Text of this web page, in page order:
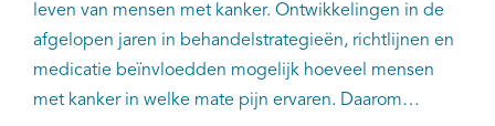
leven van mensen met kanker. Ontwikkelingen in de
afgelopen jaren in behandelstrategieën, richtlijnen en
medicatie beïnvloedden mogelijk hoeveel mensen
met kanker in welke mate pijn ervaren. Daarom